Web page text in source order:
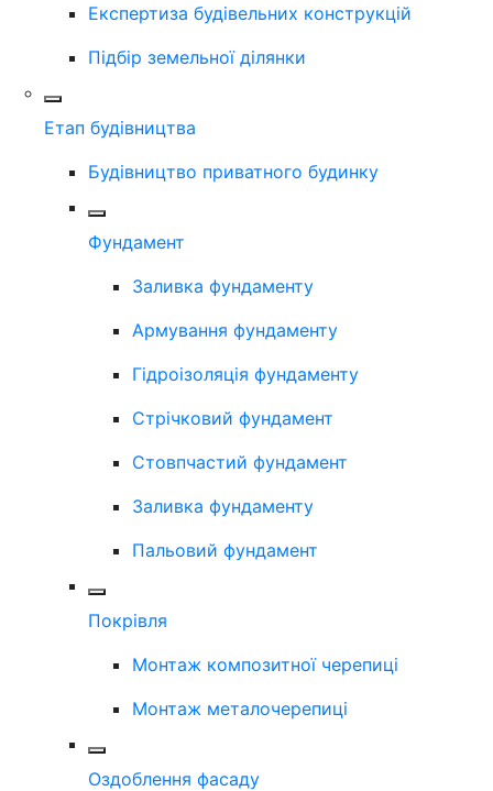
Експертиза будівельних конструкцій
Підбір земельної ділянки
Етап будівництва
Будівництво приватного будинку
Фундамент
Заливка фундаменту
Армування фундаменту
Гідроізоляція фундаменту
Стрічковий фундамент
Стовпчастий фундамент
Заливка фундаменту
Пальовий фундамент
Покрівля
Монтаж композитної черепиці
Монтаж металочерепиці
Оздоблення фасаду